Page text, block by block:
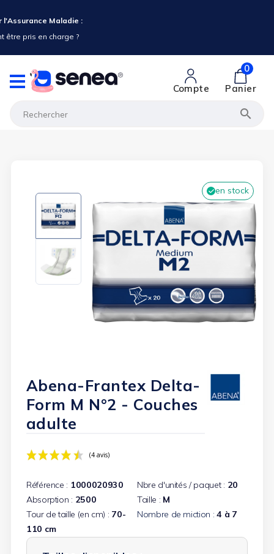
l'Assurance Maladie :
être pris en charge ?

Compte
0
Panier
en stock
Abena-Frantex Delta-
Form M N°2 - Couches
adulte
(4 avis)
Référence : 1000020930 Nbre d'unités / paquet : 20
Absorption : 2500 Taille : M
Tour de taille (en cm) : 70-
110 cm
Nombre de miction : 4 à 7